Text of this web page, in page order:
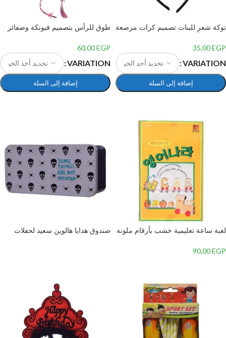
توكة شعر للبنات تصميم كرات مرصعة
35,00EGP
VARIATION
إضافة إلى السلة
طوق للرأس بتصميم فيونكة وضفائر
متعدد الالوان
60,00EGP
VARIATION
إضافة إلى السلة
لعبة ساعة تعليمية خشب بأرقام ملونة
90,00EGP
صندوق هدايا هالوين سعيد لحفلات